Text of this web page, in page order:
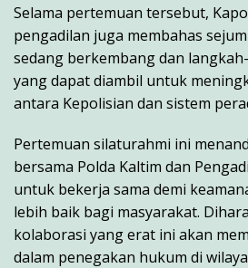
Selama pertemuan tersebut,
pengadilan juga membahas
sedang berkembang dan
yang dapat diambil untuk
antara Kepolisian dan sistem
Pertemuan silaturahmi ini
bersama Polda Kaltim dan
untuk bekerja sama demi
lebih baik bagi masyarakat.
kolaborasi yang erat ini akan
dalam penegakan hukum di